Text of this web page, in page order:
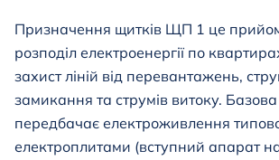
Призначення щитків ЩП 1 це
розподіл електроенергії по
захист ліній від перевантажень,
замикання та струмів витоку.
передбачає електроживлення
електроплитами (вступний апарат